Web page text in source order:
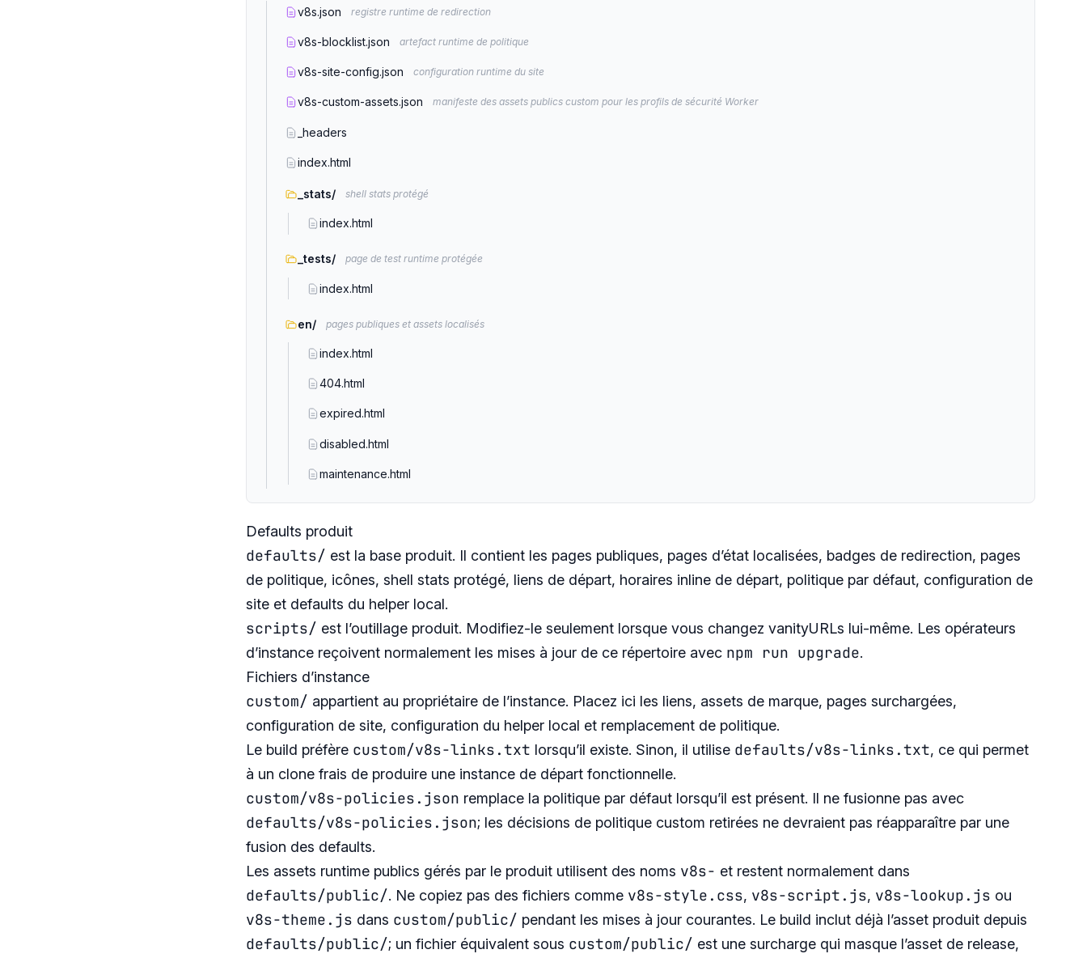
v8s.json registre runtime de redirection
v8s-blocklist.json artefact runtime de politique
v8s-site-config.json configuration runtime du site
v8s-custom-assets.json manifeste des assets publics custom pour les profils de sécurité Worker
_headers
index.html
_stats/ shell stats protégé
index.html
_tests/ page de test runtime protégée
index.html
en/ pages publiques et assets localisés
index.html
404.html
expired.html
disabled.html
maintenance.html
Defaults produit
defaults/ est la base produit. Il contient les pages publiques, pages d’état localisées, badges de redirection, pages
de politique, icônes, shell stats protégé, liens de départ, horaires inline de départ, politique par défaut, configuration de
site et defaults du helper local.
scripts/ est l’outillage produit. Modifiez-le seulement lorsque vous changez vanityURLs lui-même. Les opérateurs
d’instance reçoivent normalement les mises à jour de ce répertoire avec npm run upgrade.
Fichiers d’instance
custom/ appartient au propriétaire de l’instance. Placez ici les liens, assets de marque, pages surchargées,
configuration de site, configuration du helper local et remplacement de politique.
Le build préfère custom/v8s-links.txt lorsqu’il existe. Sinon, il utilise defaults/v8s-links.txt, ce qui permet
à un clone frais de produire une instance de départ fonctionnelle.
custom/v8s-policies.json remplace la politique par défaut lorsqu’il est présent. Il ne fusionne pas avec
defaults/v8s-policies.json; les décisions de politique custom retirées ne devraient pas réapparaître par une
fusion des defaults.
Les assets runtime publics gérés par le produit utilisent des noms v8s- et restent normalement dans
defaults/public/. Ne copiez pas des fichiers comme v8s-style.css, v8s-script.js, v8s-lookup.js ou
v8s-theme.js dans custom/public/ pendant les mises à jour courantes. Le build inclut déjà l’asset produit depuis
defaults/public/; un fichier équivalent sous custom/public/ est une surcharge qui masque l’asset de release,